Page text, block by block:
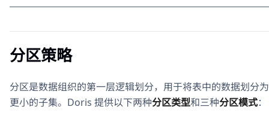
分区策略
分区是数据组织的第一层逻辑划分，用于将表中的数据划分为
更小的子集。Doris 提供以下两种分区类型和三种分区模式：